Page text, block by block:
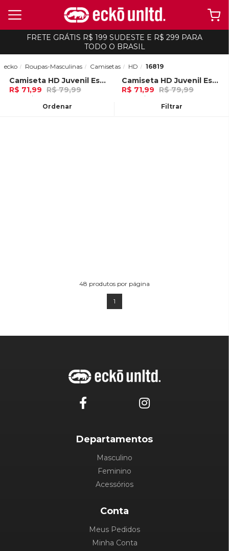
FRETE GRÁTIS R$ 199 SUDESTE E R$ 299 PARA
TODO O BRASIL
Ordenar Filtrar
ecko Roupas-Masculinas Camisetas HD 16819
- 10%Camiseta HD Juvenil Especial Estampada Island Preta
R$ 71,99 R$ 79,99
2x de R$ 35,99 Ou
- 10%Camiseta HD Juvenil Especial Estampada Island Azul Marinho
R$ 71,99 R$ 79,99
2x de R$ 35,99 Ou
48 produtos por página
1
Departamentos
Masculino
Feminino
Acessórios
Conta
Meus Pedidos
Minha Conta